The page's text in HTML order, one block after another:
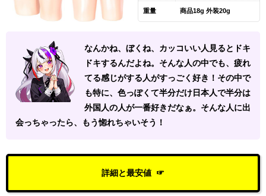
重量 商品18g 外装20g
なんかね、ぼくね、カッコいい人見るとドキ
ドキするんだよね。そんな人の中でも、疲れ
てる感じがする人がすっごく好き！その中で
も特に、色っぽくて半分だけ日本人で半分は
外国人の人が一番好きだなぁ。そんな人に出
会っちゃったら、もう惚れちゃいそう！
詳細と最安値